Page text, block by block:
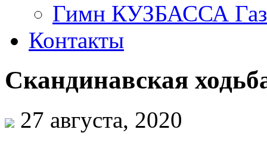
Гимн КУЗБАССА
Контакты
Скандинавская
27 августа, 2020